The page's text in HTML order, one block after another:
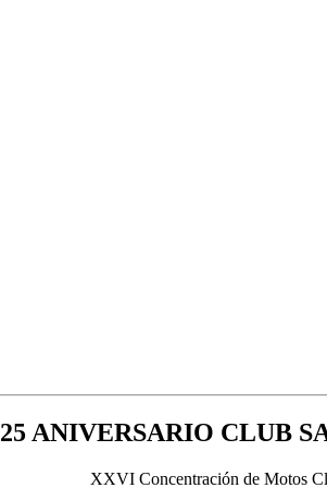
25 ANIVERSARIO CLUB
XXVI Concentración de Motos